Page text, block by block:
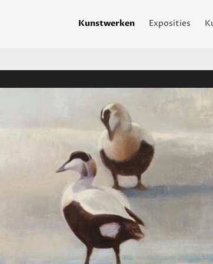
Kunstwerken Exposities